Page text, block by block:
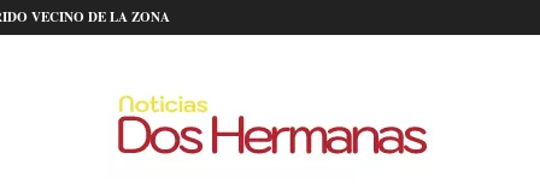
VECINO DE LA ZONA